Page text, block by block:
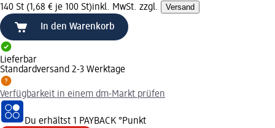
140 St (1,68 € je 100 St)inkl. MwSt. zzgl. Versand
In den Warenkorb
Lieferbar
Standardversand 2-3 Werktage
Verfügbarkeit in einem dm-Markt prüfen
Du erhältst 1 PAYBACK °Punkt